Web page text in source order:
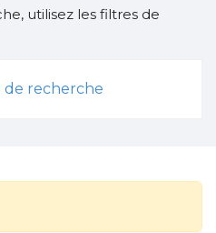
utilisez les filtres de
recherche